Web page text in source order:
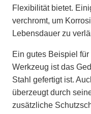
Flexibilität bietet.
verchromt, um
Lebensdauer zu
Ein gutes Beispiel
Werkzeug ist das
Stahl gefertigt ist.
überzeugt durch
zusätzliche